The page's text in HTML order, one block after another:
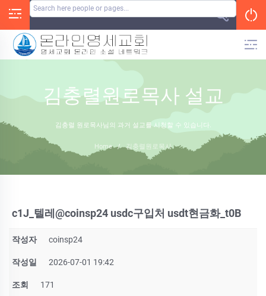
김충렬원로목사 설교
김충렬 원로목사님의 과거 설교를 시청할 수 있습니다.
Home / 김충렬원로목사
c1J_텔레@coinsp24 usdc구입처 usdt현금화_t0B
작성자 coinsp24
작성일 2026-07-01 19:42
조회 171